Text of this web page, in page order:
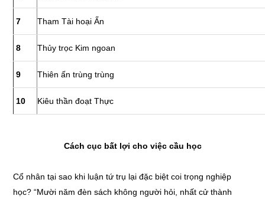
7 Tham Tài hoại Ấn
8 Thủy trọc Kim ngoan
9 Thiên ấn trùng trùng
10 Kiêu thần đoạt Thực
Cách cục bất lợi cho việc cầu học
Cổ nhân tại sao khi luận tứ trụ lại đặc biệt coi trọng nghiệp
học? “Mười năm đèn sách không người hỏi, nhất cử thành